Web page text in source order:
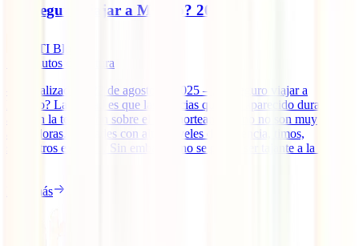
¿Es seguro viajar a México? 2025
IATI Blog
minutos de lectura
– Actualizado el 22 de agosto de 2025 – ¿Es seguro viajar a
México? La verdad es que las noticias que han aparecido durante
años en la televisión sobre el país norteamericano no son muy
alentadoras. Ciudades con altos niveles de violencia, timos,
secuestros exprés… Sin embargo, no se puede ser tajante a la hora
Leer más